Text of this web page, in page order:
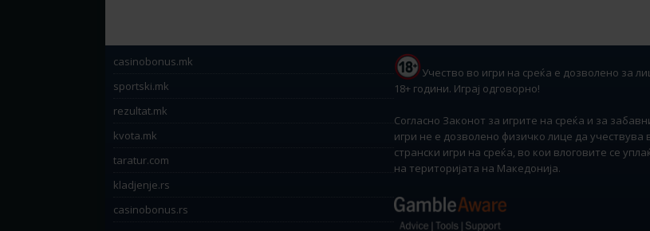
casinobonus.mk
sportski.mk
rezultat.mk
kvota.mk
taratur.com
kladjenje.rs
casinobonus.rs
Учество во игри на среќа е дозволено за
18+ години. Играј одговорно!
Согласно Законот за игрите на среќа и за
игри не е дозволено физичко лице да учествува
странски игри на среќа, во кои влоговите се
на територијата на Македонија.